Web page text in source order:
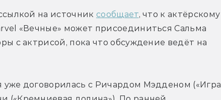
на источник сообщает, что к актёрскому
«Вечные» может присоединиться Сальма
с актрисой, пока что обсуждение ведёт на
уже договорилась с Ричардом Мэдденом («Игра